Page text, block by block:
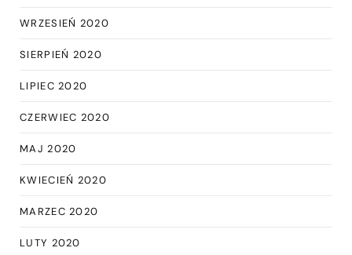
WRZESIEŃ 2020
SIERPIEŃ 2020
LIPIEC 2020
CZERWIEC 2020
MAJ 2020
KWIECIEŃ 2020
MARZEC 2020
LUTY 2020